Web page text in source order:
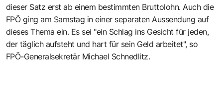
dieser Satz erst ab einem bestimmten Bruttolohn. Auch die
FPÖ ging am Samstag in einer separaten Aussendung auf
dieses Thema ein. Es sei "ein Schlag ins Gesicht für jeden,
der täglich aufsteht und hart für sein Geld arbeitet", so
FPÖ-Generalsekretär Michael Schnedlitz.